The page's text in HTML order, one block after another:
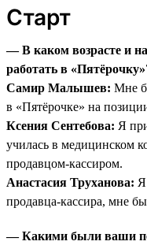
Старт
— В каком возрасте и
работать в
Самир Малышев: Мне
в «Пятёрочке» на
Ксения Сентебова: Я
училась в медицинском
продавцом-кассиром.
Анастасия Труханова: Я
продавца-кассира, мне
— Какими были ваши